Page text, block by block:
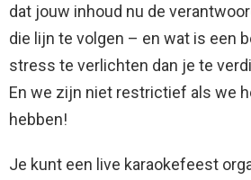
dat jouw inhoud nu de
die lijn te volgen – en wat is een
stress te verlichten dan je te
En we zijn niet restrictief als we
hebben!
Je kunt een live karaokefeest